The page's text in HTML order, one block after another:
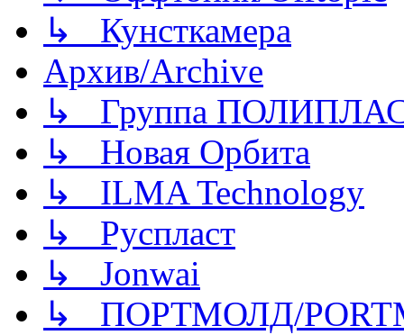
↳ Кунсткамера
Архив/Archive
↳ Группа
↳ Новая Орбита
↳ ILMA Technology
↳ Руспласт
↳ Jonwai
↳ ПОРТМОЛД/